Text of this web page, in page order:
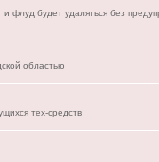
флуд будет удаляться без
областью
тех-средств